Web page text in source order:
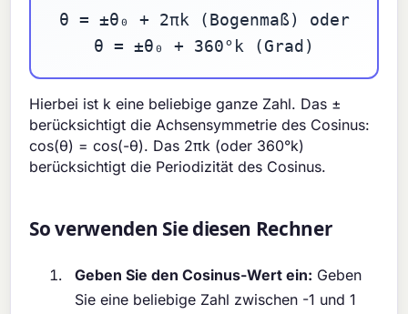
θ = ±θ₀ + 2πk (Bogenmaß) oder
θ = ±θ₀ + 360°k (Grad)
Hierbei ist k eine beliebige ganze Zahl. Das ±
berücksichtigt die Achsensymmetrie des Cosinus:
cos(θ) = cos(-θ). Das 2πk (oder 360°k)
berücksichtigt die Periodizität des Cosinus.
So verwenden Sie diesen Rechner
Geben Sie den Cosinus-Wert ein: Geben
Sie eine beliebige Zahl zwischen -1 und 1